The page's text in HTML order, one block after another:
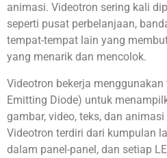
animasi. Videotron sering kali
seperti pusat perbelanjaan,
tempat-tempat lain yang
yang menarik dan mencolok.
Videotron bekerja
Emitting Diode) untuk
gambar, video, teks, dan
Videotron terdiri dari kumpulan
dalam panel-panel, dan setiap